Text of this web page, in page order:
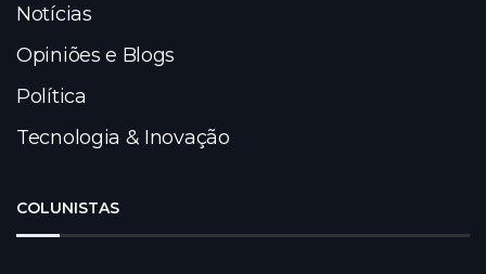
Notícias
Opiniões e Blogs
Política
Tecnologia & Inovação
COLUNISTAS